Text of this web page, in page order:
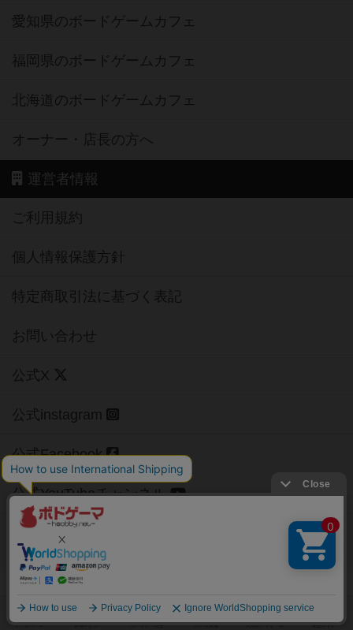
愛知県のボードゲームカフェ
福岡県のボードゲームカフェ
北海道のボードゲームカフェ
オーナー・店長の方へ
運営者情報
ご利用規約
個人情報保護方針
特定商取引法に基づく表記
お問い合わせ
公式X
公式instagram
公式Facebook
公式YouTubeチャンネル